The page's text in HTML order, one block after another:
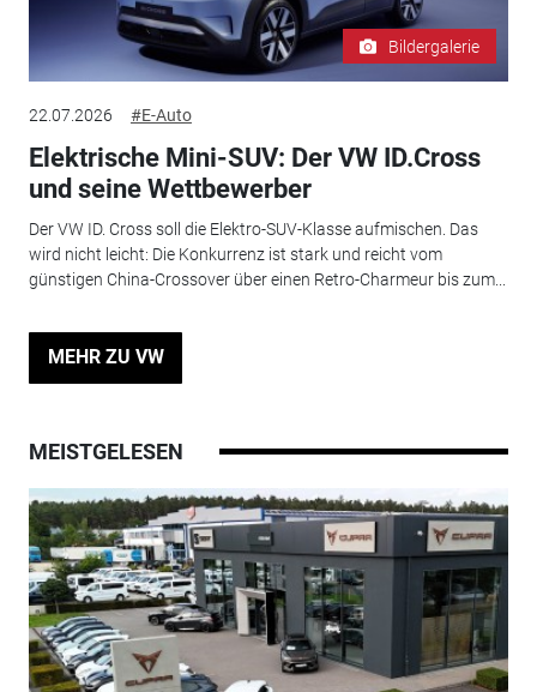
Bildergalerie
22.07.2026 #E-Auto
Elektrische Mini-SUV: Der VW ID.Cross
und seine Wettbewerber
Der VW ID. Cross soll die Elektro-SUV-Klasse aufmischen. Das
wird nicht leicht: Die Konkurrenz ist stark und reicht vom
günstigen China-Crossover über einen Retro-Charmeur bis zum...
MEHR ZU VW
MEISTGELESEN